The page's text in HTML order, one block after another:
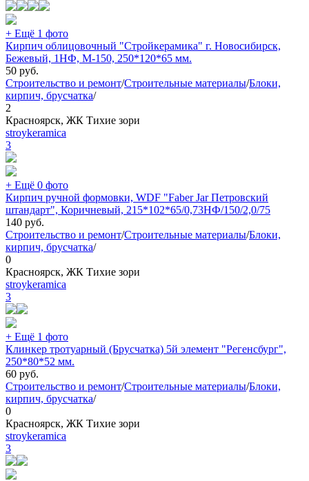
+ Ещё 1 фото
Кирпич облицовочный "Стройкерамика" г. Новосибирск,
Бежевый, 1НФ, М-150, 250*120*65 мм.
50 руб.
Строительство и ремонт/Строительные материалы/Блоки,
кирпич, брусчатка/
2
Красноярск, ЖК Тихие зори
stroykeramica
3
+ Ещё 0 фото
Кирпич ручной формовки, WDF "Faber Jar Петровский
штандарт", Коричневый, 215*102*65/0,73НФ/150/2,0/75
140 руб.
Строительство и ремонт/Строительные материалы/Блоки,
кирпич, брусчатка/
0
Красноярск, ЖК Тихие зори
stroykeramica
3
+ Ещё 1 фото
Клинкер тротуарный (Брусчатка) 5й элемент "Регенсбург",
250*80*52 мм.
60 руб.
Строительство и ремонт/Строительные материалы/Блоки,
кирпич, брусчатка/
0
Красноярск, ЖК Тихие зори
stroykeramica
3